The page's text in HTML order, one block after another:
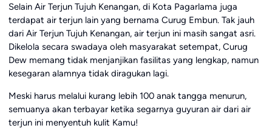
Selain Air Terjun Tujuh Kenangan, di Kota Pagarlama juga
terdapat air terjun lain yang bernama Curug Embun. Tak jauh
dari Air Terjun Tujuh Kenangan, air terjun ini masih sangat asri.
Dikelola secara swadaya oleh masyarakat setempat, Curug
Dew memang tidak menjanjikan fasilitas yang lengkap, namun
kesegaran alamnya tidak diragukan lagi.
Meski harus melalui kurang lebih 100 anak tangga menurun,
semuanya akan terbayar ketika segarnya guyuran air dari air
terjun ini menyentuh kulit Kamu!